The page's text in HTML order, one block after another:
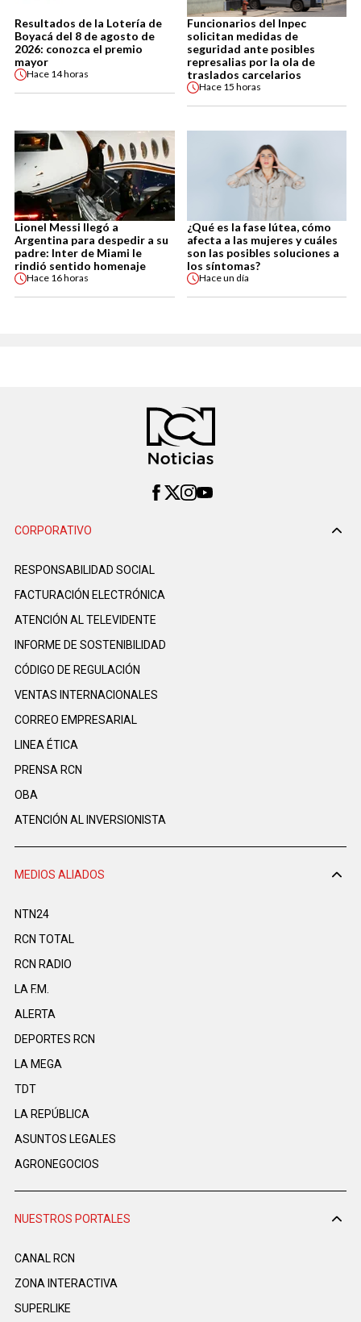
Resultados de la Lotería de
Boyacá del 8 de agosto de
2026: conozca el premio
mayor
Hace 14 horas
Funcionarios del Inpec
solicitan medidas de
seguridad ante posibles
represalias por la ola de
traslados carcelarios
Hace 15 horas
Lionel Messi llegó a
Argentina para despedir a su
padre: Inter de Miami le
rindió sentido homenaje
Hace 16 horas
¿Qué es la fase lútea, cómo
afecta a las mujeres y cuáles
son las posibles soluciones a
los síntomas?
Haceun día
CORPORATIVO
RESPONSABILIDAD SOCIAL
FACTURACIÓN ELECTRÓNICA
ATENCIÓN AL TELEVIDENTE
INFORME DE SOSTENIBILIDAD
CÓDIGO DE REGULACIÓN
VENTAS INTERNACIONALES
CORREO EMPRESARIAL
LINEA ÉTICA
PRENSA RCN
OBA
ATENCIÓN AL INVERSIONISTA
MEDIOS ALIADOS
NTN24
RCN TOTAL
RCN RADIO
LA F.M.
ALERTA
DEPORTES RCN
LA MEGA
TDT
LA REPÚBLICA
ASUNTOS LEGALES
AGRONEGOCIOS
NUESTROS PORTALES
CANAL RCN
ZONA INTERACTIVA
SUPERLIKE